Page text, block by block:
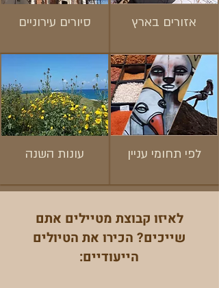
אזורים בארץ
לפי תחומי עניין
סיורים עירוניים
עונות השנה
לאיזו קבוצת מטיילים אתם
שייכים? הכירו את הטיולים
הייעודיים: